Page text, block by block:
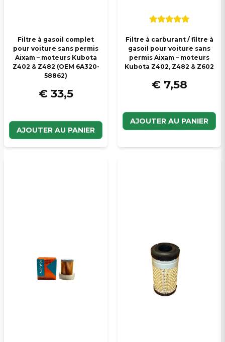
Filtre à gasoil complet
pour voiture sans permis
Aixam – moteurs Kubota
Z402 & Z482 (OEM 6A320-
58862)
€ 33,5
AJOUTER AU PANIER
Filtre à carburant / filtre à
gasoil pour voiture sans
permis Aixam – moteurs
Kubota Z402, Z482 & Z602
€ 7,58
AJOUTER AU PANIER